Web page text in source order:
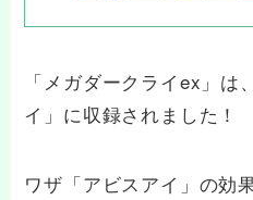
「メガダークライex」
イ」に収録されました！
ワザ「アビスアイ」の効